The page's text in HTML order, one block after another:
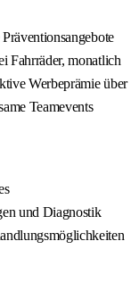
Fahrräder, monatlich
Werbeprämie über
Teamevents
und Diagnostik